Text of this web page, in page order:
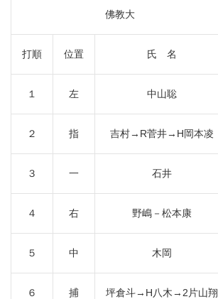
佛教大
打順 位置 氏 名
１ 左 中山聡
２ 指 吉村→R菅井→H岡本凌
３ 一 石井
４ 右 野嶋－松本康
５ 中 木岡
６ 捕 坪倉斗→H八木→2片山翔